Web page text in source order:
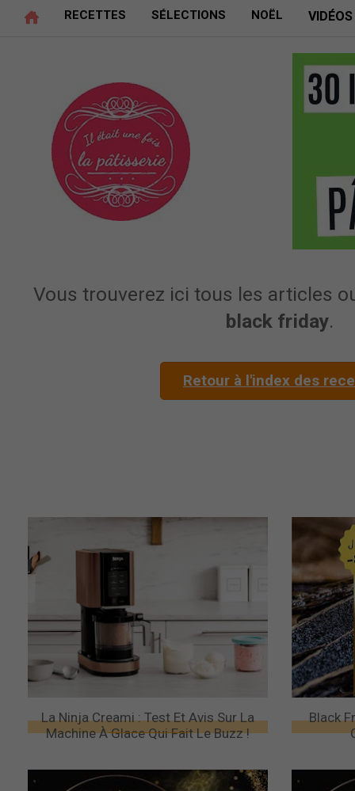
RECETTES SÉLECTIONS NOËL VIDÉOS
Vous trouverez ici tous les articles
black friday.
Retour à l'index des
La Ninja Creami : Test Et Avis Sur La
Machine À Glace Qui Fait Le Buzz !
Black